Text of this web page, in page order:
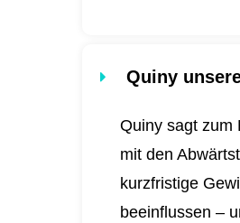
Quiny
Quiny sagt zum
mit den
kurzfristige
beeinflussen –